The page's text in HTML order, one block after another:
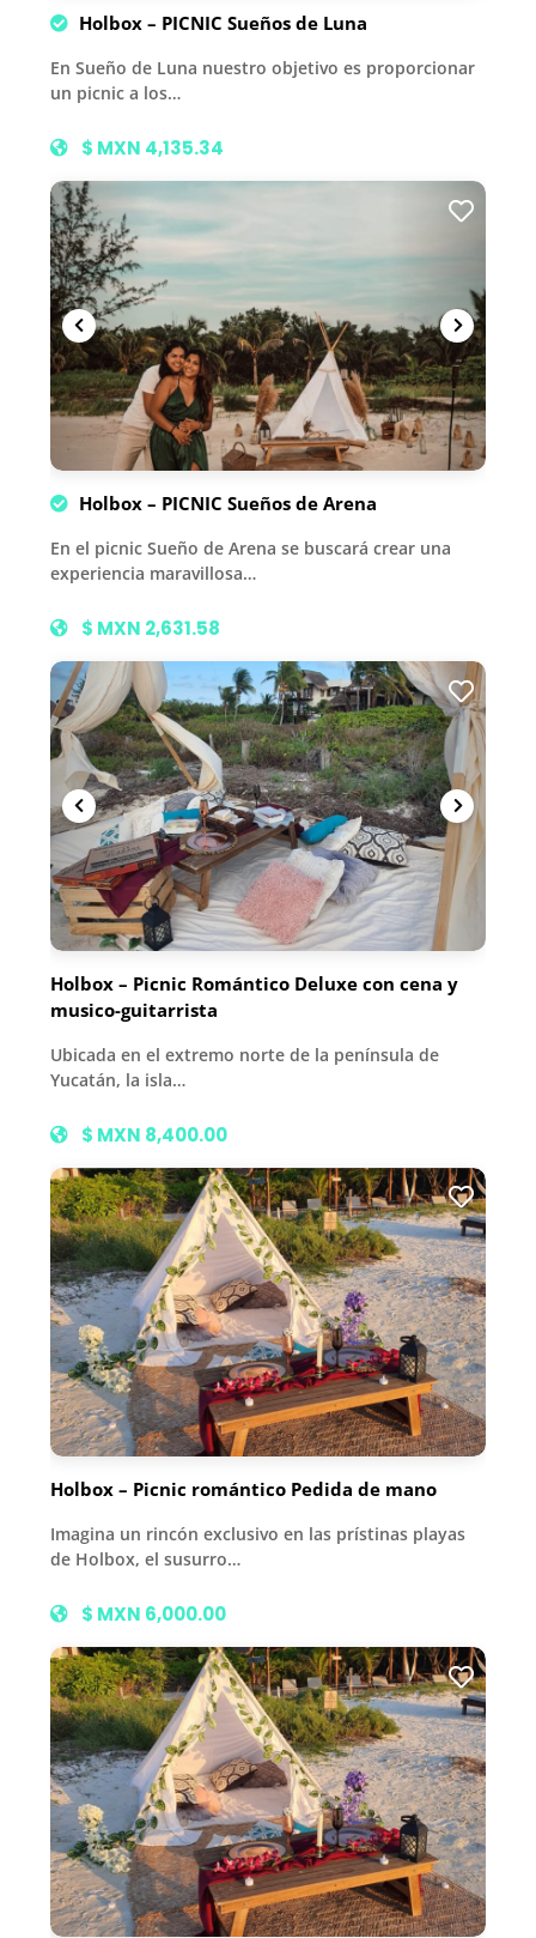
Holbox – PICNIC Sueños de Luna
En Sueño de Luna nuestro objetivo es proporcionar
un picnic a los…
$ MXN 4,135.34
Holbox – PICNIC Sueños de Arena
En el picnic Sueño de Arena se buscará crear una
experiencia maravillosa…
$ MXN 2,631.58
Holbox – Picnic Romántico Deluxe con cena y
musico-guitarrista
Ubicada en el extremo norte de la península de
Yucatán, la isla…
$ MXN 8,400.00
Holbox – Picnic romántico Pedida de mano
Imagina un rincón exclusivo en las prístinas playas
de Holbox, el susurro…
$ MXN 6,000.00